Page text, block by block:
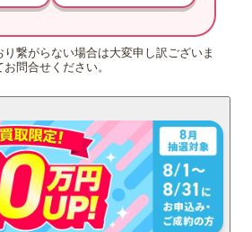
繋がらない場合は大変申し訳ございま
問合せください。